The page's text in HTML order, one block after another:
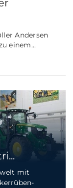
Andersen
einem...
mit